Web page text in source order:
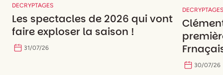
DECRYPTAGES
Les spectacles de 2026 qui vont
faire exploser la saison !
31/07/26
30/07/26